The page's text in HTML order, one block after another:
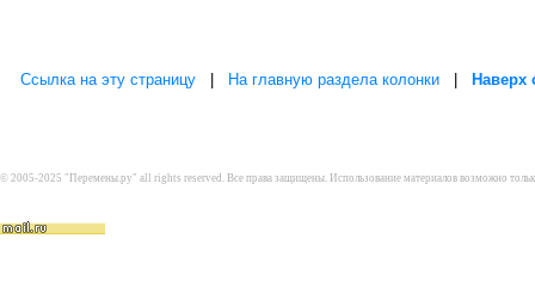
Ссылка на эту страницу На главную раздела колонки Наверх
© 2005-2025 "Перемены.ру" all rights reserved. Все права защищены. Использование материалов возможно